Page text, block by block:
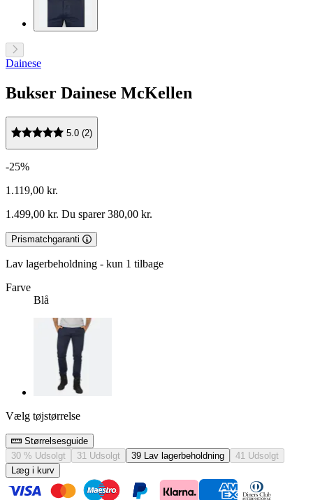
Dainese
Bukser Dainese McKellen
5.0 (2)
-25%
1.119,00 kr.
1.499,00 kr. Du sparer 380,00 kr.
Prismatchgaranti
Lav lagerbeholdning - kun 1 tilbage
Farve
Blå
Vælg tøjstørrelse
Størrelsesguide
30 % Udsolgt 31 Udsolgt 39 Lav lagerbeholdning 41 Udsolgt
Læg i kurv